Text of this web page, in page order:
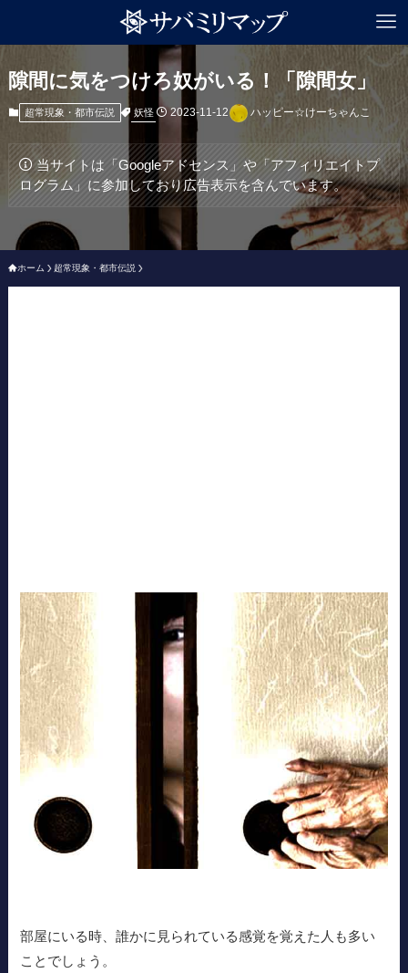
隙間に気をつけろ奴がいる！「隙間女」
超常現象・都市伝説 妖怪 2023-11-12 ハッピー☆けーちゃんこ
当サイトは「Googleアドセンス」や「アフィリエイトプ
ログラム」に参加しており広告表示を含んでいます。
ホーム 超常現象・都市伝説
部屋にいる時、誰かに見られている感覚を覚えた人も多い
ことでしょう。